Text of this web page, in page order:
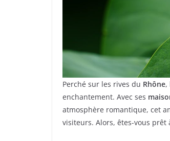
Perché sur les rives du Rhône,
enchantement. Avec ses
atmosphère romantique, cet
visiteurs. Alors, êtes-vous